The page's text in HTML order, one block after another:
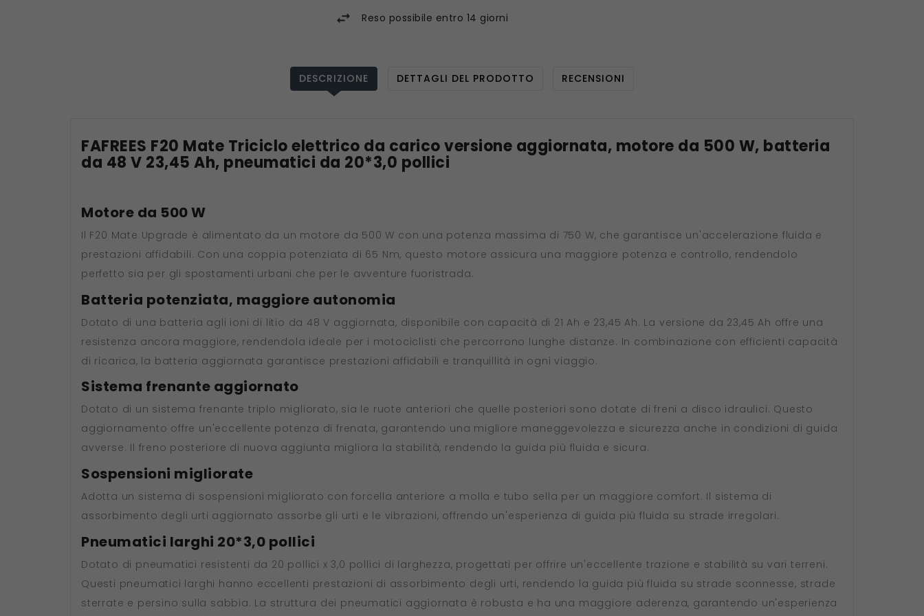
Reso possibile entro 14 giorni
DESCRIZIONE DETTAGLI DEL PRODOTTO RECENSIONI
FAFREES F20 Mate Triciclo elettrico da carico versione aggiornata, motore da 500 W, batteria
da 48 V 23,45 Ah, pneumatici da 20*3,0 pollici
Motore da 500 W
Il F20 Mate Upgrade è alimentato da un motore da 500 W con una potenza massima di 750 W, che garantisce un'accelerazione fluida e
prestazioni affidabili. Con una coppia potenziata di 65 Nm, questo motore assicura una maggiore potenza e controllo, rendendolo
perfetto sia per gli spostamenti urbani che per le avventure fuoristrada.
Batteria potenziata, maggiore autonomia
Dotato di una batteria agli ioni di litio da 48 V aggiornata, disponibile con capacità di 21 Ah e 23,45 Ah. La versione da 23,45 Ah offre una
resistenza ancora maggiore, rendendola ideale per i motociclisti che percorrono lunghe distanze. In combinazione con efficienti capacità
di ricarica, la batteria aggiornata garantisce prestazioni affidabili e tranquillità in ogni viaggio.
Sistema frenante aggiornato
Dotato di un sistema frenante triplo migliorato, sia le ruote anteriori che quelle posteriori sono dotate di freni a disco idraulici. Questo
aggiornamento offre un'eccellente potenza di frenata, garantendo una migliore maneggevolezza e sicurezza anche in condizioni di guida
avverse. Il freno posteriore di nuova aggiunta migliora la stabilità, rendendo la guida più fluida e sicura.
Sospensioni migliorate
Adotta un sistema di sospensioni migliorato con forcella anteriore a molla e tubo sella per un maggiore comfort. Il sistema di
assorbimento degli urti aggiornato assorbe gli urti e le vibrazioni, offrendo un'esperienza di guida più fluida su strade irregolari.
Pneumatici larghi 20*3,0 pollici
Dotato di pneumatici resistenti da 20 pollici x 3,0 pollici di larghezza, progettati per offrire un'eccellente trazione e stabilità su vari terreni.
Questi pneumatici larghi hanno eccellenti prestazioni di assorbimento degli urti, rendendo la guida più fluida su strade sconnesse, strade
sterrate e persino sulla sabbia. La struttura dei pneumatici aggiornata è robusta e ha una maggiore aderenza, garantendo un'esperienza